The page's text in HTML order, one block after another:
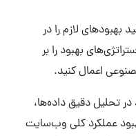
بهبودهای لازم را در
بهبود را بر
اعمال کنید.
تحلیل دقیق داده‌ها،
عملکرد کلی وب‌سایت